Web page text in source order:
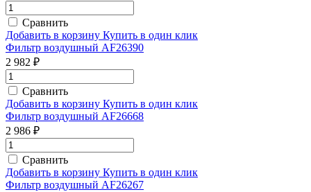
Сравнить
Добавить в корзину Купить в один клик
Фильтр воздушный AF26390
2 982 ₽
Сравнить
Добавить в корзину Купить в один клик
Фильтр воздушный AF26668
2 986 ₽
Сравнить
Добавить в корзину Купить в один клик
Фильтр воздушный AF26267